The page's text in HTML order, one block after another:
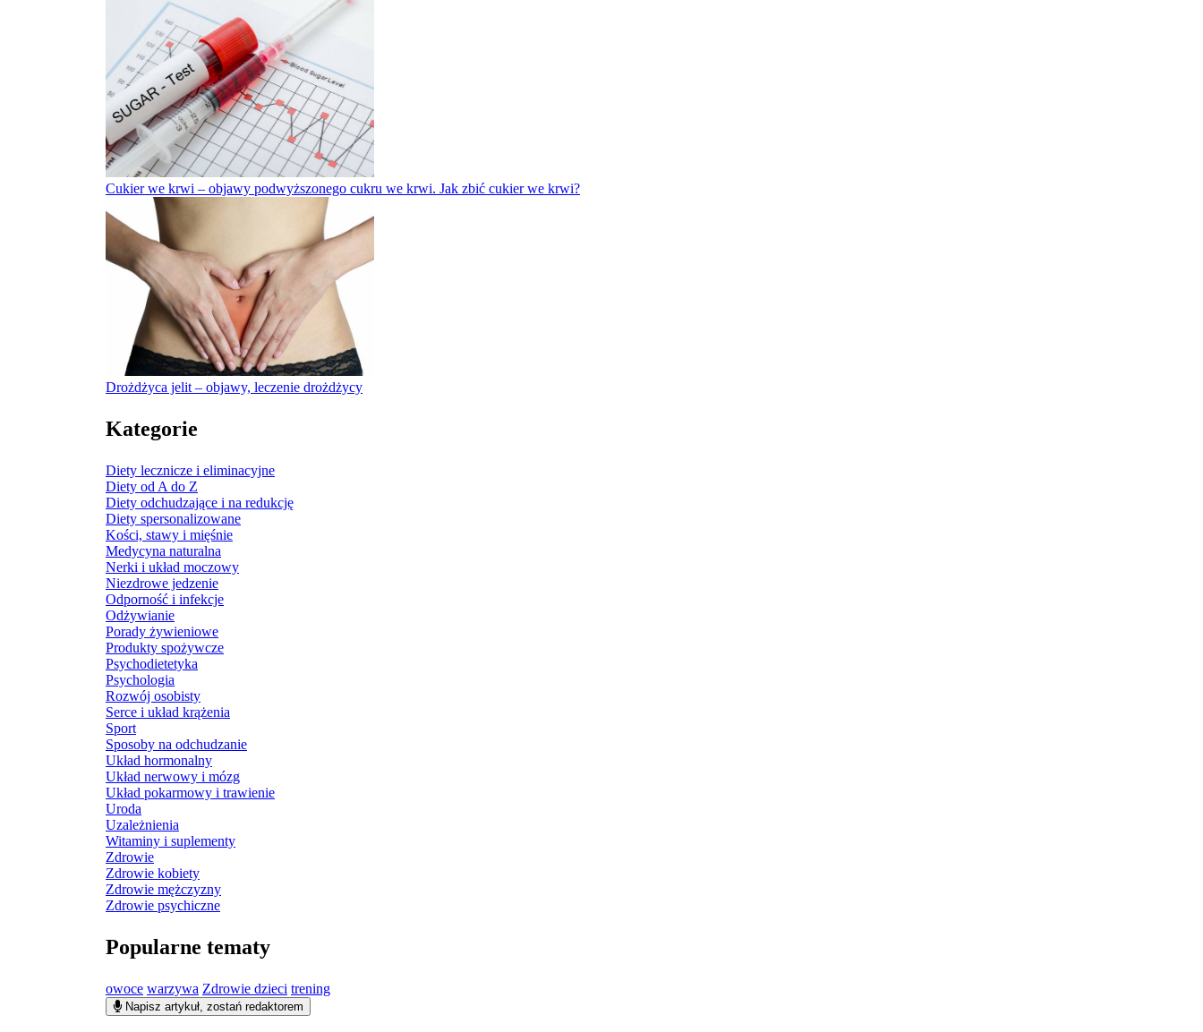
Cukier we krwi – objawy podwyższonego cukru we krwi. Jak zbić cukier we krwi?
Drożdżyca jelit – objawy, leczenie drożdżycy
Kategorie
Diety lecznicze i eliminacyjne
Diety od A do Z
Diety odchudzające i na redukcję
Diety spersonalizowane
Kości, stawy i mięśnie
Medycyna naturalna
Nerki i układ moczowy
Niezdrowe jedzenie
Odporność i infekcje
Odżywianie
Porady żywieniowe
Produkty spożywcze
Psychodietetyka
Psychologia
Rozwój osobisty
Serce i układ krążenia
Sport
Sposoby na odchudzanie
Układ hormonalny
Układ nerwowy i mózg
Układ pokarmowy i trawienie
Uroda
Uzależnienia
Witaminy i suplementy
Zdrowie
Zdrowie kobiety
Zdrowie mężczyzny
Zdrowie psychiczne
Popularne tematy
owoce warzywa Zdrowie dzieci trening
Napisz artykuł, zostań redaktorem